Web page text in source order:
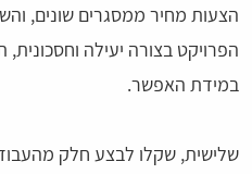
הצעות מחיר ממסגרים שונים,
הפרויקט בצורה יעילה
במידת האפשר.
שלישית, שקלו לבצע חלק